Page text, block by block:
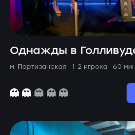
Однажды в
м. Партизанская · 1-2 игрока · 60